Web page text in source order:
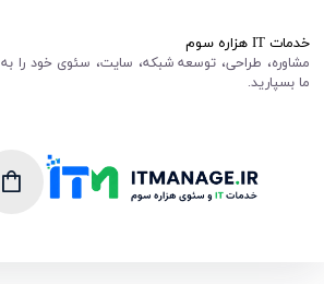
خدمات IT هزاره سوم
مشاوره، طراحی، توسعه شبکه، سایت، سئوی خود را به
ما بسپارید.